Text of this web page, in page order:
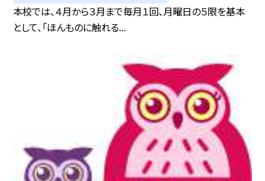
本校では、４月から３月まで毎月１回、月曜日の５限を基本
として、「ほんものに触れる...